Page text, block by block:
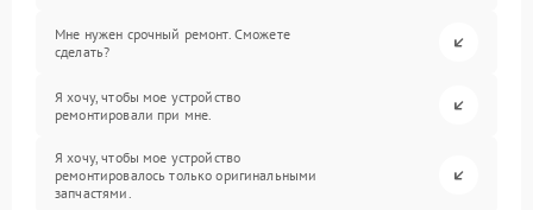
Мне нужен срочный ремонт. Сможете
сделать?
Я хочу, чтобы мое устройство
ремонтировали при мне.
Я хочу, чтобы мое устройство
ремонтировалось только оригинальными
запчастями.